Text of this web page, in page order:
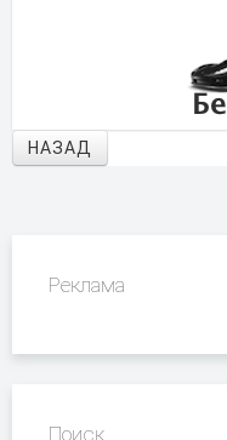
НАЗАД
Реклама
Поиск